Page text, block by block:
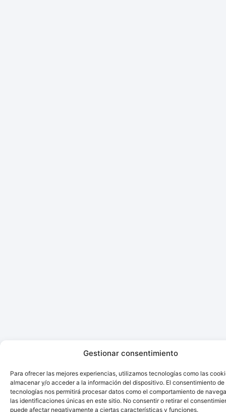
Gestionar consentimiento
Para ofrecer las mejores experiencias, utilizamos tecnologías como las
almacenar y/o acceder a la información del dispositivo. El consentimiento de
tecnologías nos permitirá procesar datos como el comportamiento de
las identificaciones únicas en este sitio. No consentir o retirar el
puede afectar negativamente a ciertas características y funciones.